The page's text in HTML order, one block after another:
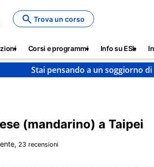
Trova un corso
Corsi e programmi Info su ESL
Stai pensando a un soggiorno
(mandarino) a Taipei
23 recensioni